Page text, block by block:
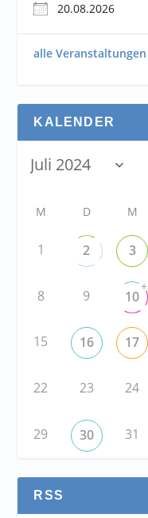
20.08.2026
alle Veranstaltungen
KALENDER
M D M
1 2 3
8 9 10
+
15 16 17
22 23 24
29 30 31
RSS